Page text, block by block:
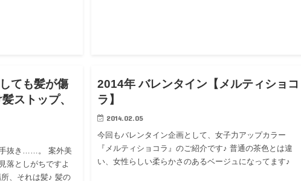
ても髪が傷
ストップ、
手抜き……。 案外美
落としがちですよ
、それは髪♪ 髪の
2014年 バレンタイン【メルティショコ
ラ】
2014.02.05
今回もバレンタイン企画として、女子力アップカラー
『メルティショコラ』のご紹介です♪ 普通の茶色とは違
い、女性らしい柔らかさのあるベージュになってます♪